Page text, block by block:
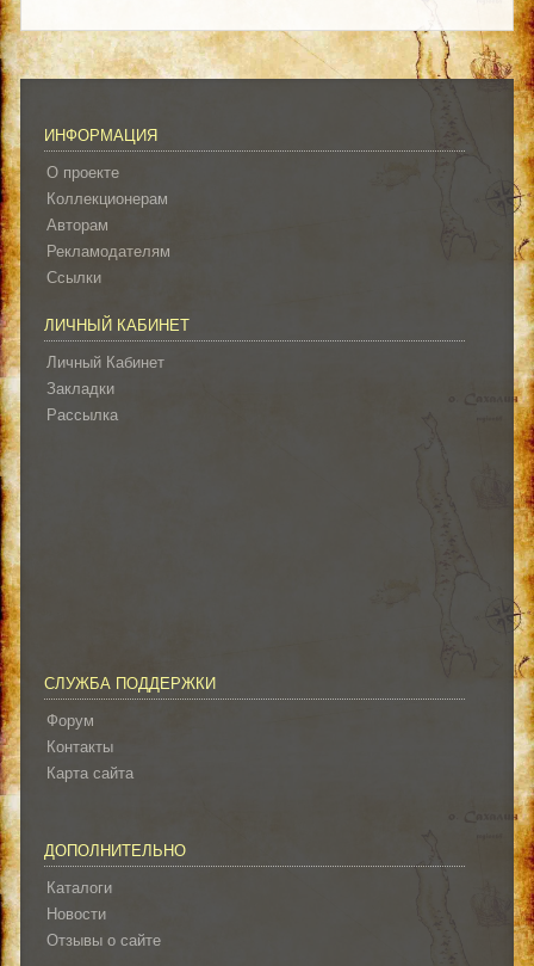
ИНФОРМАЦИЯ
О проекте
Коллекционерам
Авторам
Рекламодателям
Ссылки
ЛИЧНЫЙ КАБИНЕТ
Личный Кабинет
Закладки
Рассылка
СЛУЖБА ПОДДЕРЖКИ
Форум
Контакты
Карта сайта
ДОПОЛНИТЕЛЬНО
Каталоги
Новости
Отзывы о сайте